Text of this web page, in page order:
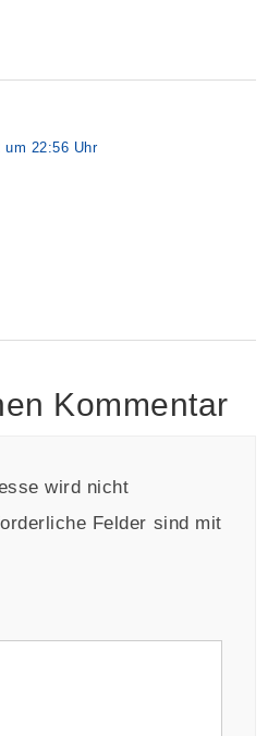
um 22:56 Uhr
Kommentar
wird nicht
Felder sind mit